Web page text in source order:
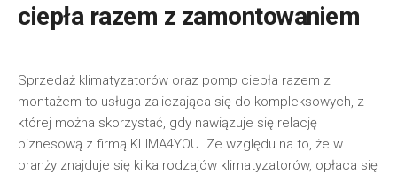
ciepła razem z zamontowaniem
Sprzedaż klimatyzatorów oraz pomp ciepła razem z
montażem to usługa zaliczająca się do kompleksowych, z
której można skorzystać, gdy nawiązuje się relację
biznesową z firmą KLIMA4YOU. Ze względu na to, że w
branży znajduje się kilka rodzajów klimatyzatorów, opłaca się